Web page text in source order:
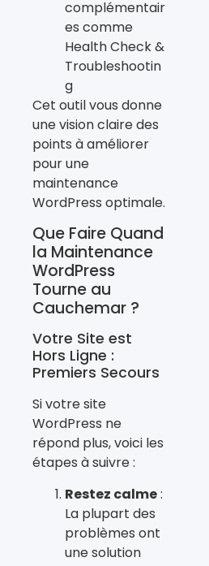
complémentair
es comme
Health Check &
Troubleshootin
g
Cet outil vous donne
une vision claire des
points à améliorer
pour une
maintenance
WordPress optimale.
Que Faire Quand
la Maintenance
WordPress
Tourne au
Cauchemar ?
Votre Site est
Hors Ligne :
Premiers Secours
Si votre site
WordPress ne
répond plus, voici les
étapes à suivre :
Restez calme:
La plupart des
problèmes ont
une solution